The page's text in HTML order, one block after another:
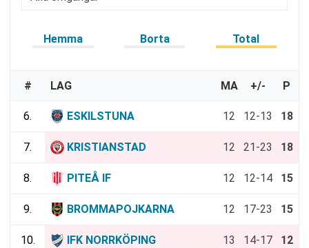
Hemma Borta Total
# LAG MA +/- P
6. ESKILSTUNA 12 12-13 18
7. KRISTIANSTAD 12 21-23 18
8. PITEÅ IF 12 12-14 15
9. BROMMAPOJKARNA 12 17-23 15
10. IFK NORRKÖPING 13 14-17 12